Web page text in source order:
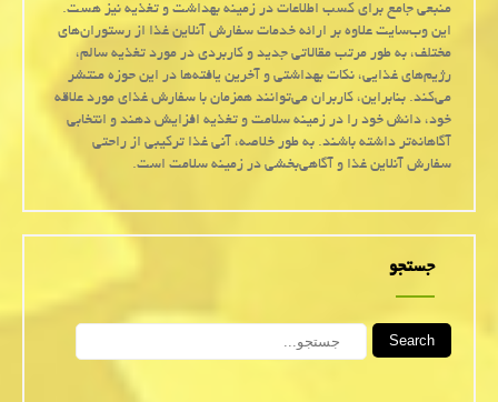
منبعی جامع برای کسب اطلاعات در زمینه بهداشت و تغذیه نیز هست.
این وب‌سایت علاوه بر ارائه خدمات سفارش آنلاین غذا از رستوران‌های
مختلف، به طور مرتب مقالاتی جدید و کاربردی در مورد تغذیه سالم،
رژیم‌های غذایی، نکات بهداشتی و آخرین یافته‌ها در این حوزه منتشر
می‌کند. بنابراین، کاربران می‌توانند همزمان با سفارش غذای مورد علاقه
خود، دانش خود را در زمینه سلامت و تغذیه افزایش دهند و انتخابی
آگاهانه‌تر داشته باشند. به طور خلاصه، آنی غذا ترکیبی از راحتی
سفارش آنلاین غذا و آگاهی‌بخشی در زمینه سلامت است.
جستجو
Search